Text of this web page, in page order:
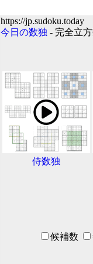
https://jp.sudoku.today
今日の数独 - 完全立
侍数独
候補数